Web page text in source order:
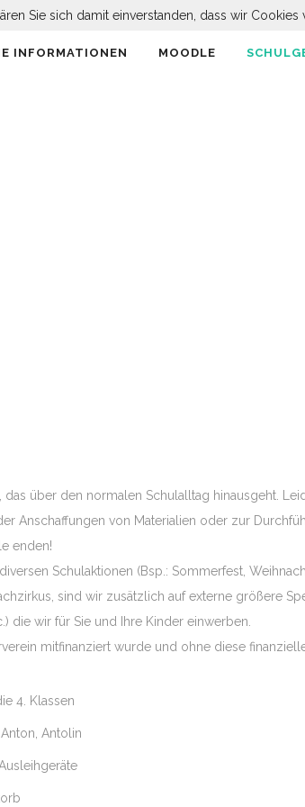
INFORMATIONEN MOODLE
über den normalen Schulalltag hinausgeht.
Anschaffungen von Materialien oder zur
enden!
Schulaktionen (Bsp.: Sommerfest,
sind wir zusätzlich auf externe größere
die wir für Sie und Ihre Kinder einwerben.
mitfinanziert wurde und ohne diese
4. Klassen
Antolin
Neuerungen
Sie sich damit einverstanden, dass wir Cookies